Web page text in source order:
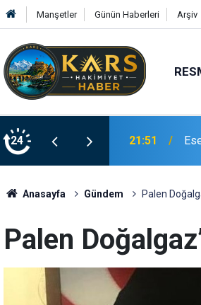
Manşetler Günün Haberleri Arşiv
24 21:19
Anasayfa Gündem Palen
Palen